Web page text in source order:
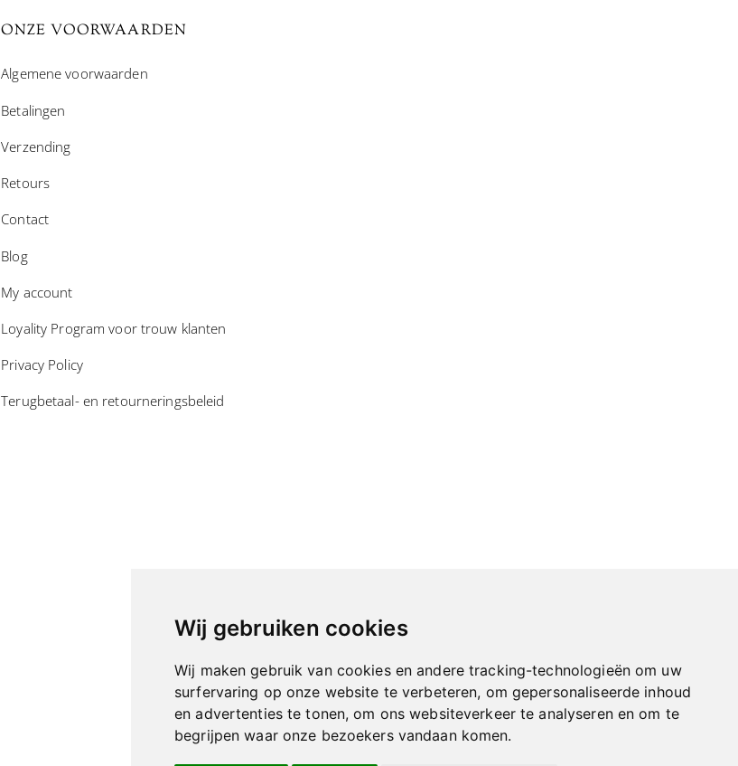
Wij gebruiken cookies
Wij maken gebruik van cookies en andere tracking-technologieën om uw
surfervaring op onze website te verbeteren, om gepersonaliseerde inhoud
en advertenties te tonen, om ons websiteverkeer te analyseren en om te
begrijpen waar onze bezoekers vandaan komen.
ONZE VOORWAARDEN
Algemene voorwaarden
Betalingen
Verzending
Retours
Contact
Blog
My account
Loyality Program voor trouw klanten
Privacy Policy
Terugbetaal- en retourneringsbeleid